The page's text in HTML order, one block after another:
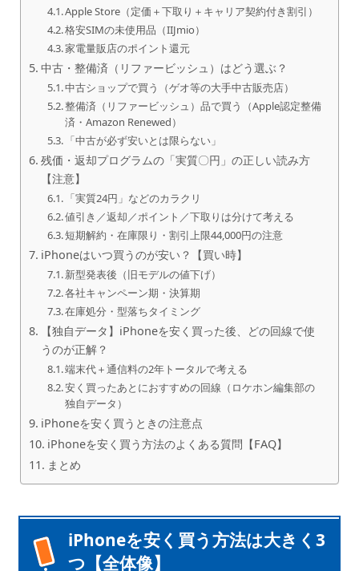
Apple Store（定価＋下取り＋キャリア契約付き割引）
格安SIMの未使用品（IIJmio）
家電量販店のポイント還元
中古・整備済（リファービッシュ）はどう選ぶ？
中古ショップで買う（ゲオ等の大手中古販売店）
整備済（リファービッシュ）品で買う（Apple認定整備
済・Amazon Renewed）
「中古が必ず安いとは限らない」
残価・返却プログラムの「実質〇円」の正しい読み方
【注意】
「実質24円」などのカラクリ
値引き／返却／ポイント／下取りは分けて考える
短期解約・在庫限り・割引上限44,000円の注意
iPhoneはいつ買うのが安い？【買い時】
新型発表後（旧モデルの値下げ）
各社キャンペーン期・決算期
在庫処分・型落ちタイミング
【独自データ】iPhoneを安く買った後、どの回線で使
うのが正解？
端末代＋通信料の2年トータルで考える
安く買ったあとにおすすめの回線（ロケホン編集部の
独自データ）
iPhoneを安く買うときの注意点
iPhoneを安く買う方法のよくある質問【FAQ】
まとめ
iPhoneを安く買う方法は大きく3
つ【全体像】